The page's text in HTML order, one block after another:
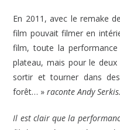
En 2011, avec le remake de
film pouvait filmer en
film, toute la
plateau, mais pour le
sortir et tourner dans
forêt… »raconte Andy Serkis.
Il est clair que la